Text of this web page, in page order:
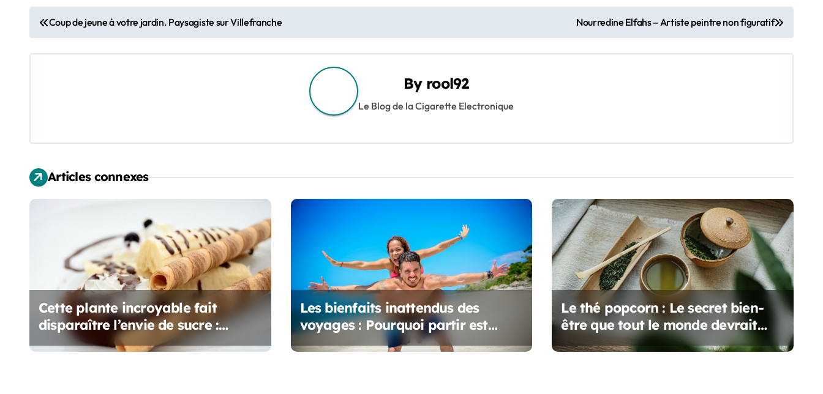
N
a
a
t
i
e
’
Coup de jeune à votre jardin. Paysagiste sur Villefranche Nourredine Elfahs – Artiste peintre non figuratif
By rool92
Le Blog de la Cigarette Electronique
Articles connexes
Cette plante incroyable fait
disparaître l’envie de sucre :
Mastiquez-la avant le repas !
Les bienfaits inattendus des
voyages : Pourquoi partir est
essentiel pour votre bien-être
Le thé popcorn : Le secret bien-
être que tout le monde devrait
connaître !